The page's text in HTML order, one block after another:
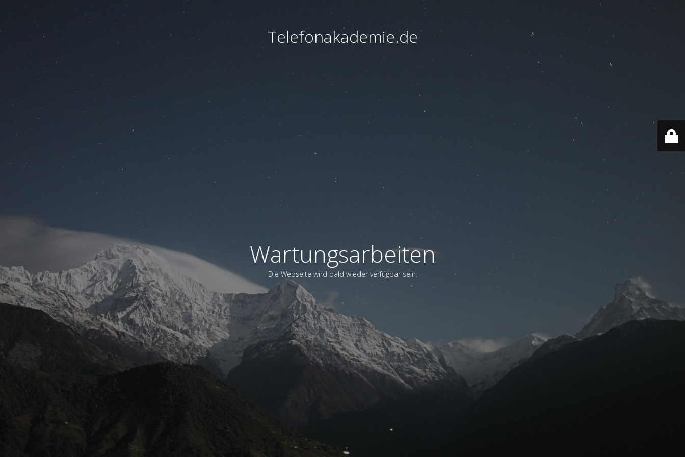
Telefonakademie.de
Wartungsarbeiten
Die Webseite wird bald wieder verfügbar sein.